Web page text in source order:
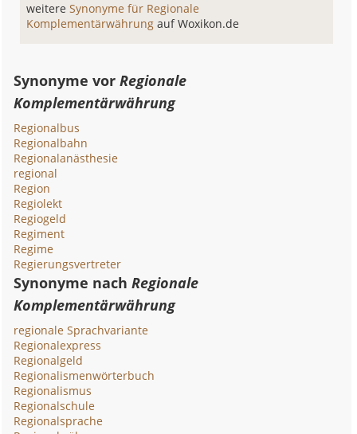
weitereSynonyme für Regionale
Komplementärwährungauf Woxikon.de
Synonyme vorRegionale
Komplementärwährung
Regionalbus
Regionalbahn
Regionalanästhesie
regional
Region
Regiolekt
Regiogeld
Regiment
Regime
Regierungsvertreter
Synonyme nachRegionale
Komplementärwährung
regionale Sprachvariante
Regionalexpress
Regionalgeld
Regionalismenwörterbuch
Regionalismus
Regionalschule
Regionalsprache